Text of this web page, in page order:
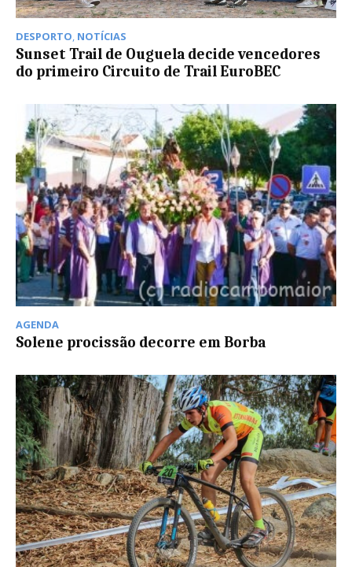
DESPORTO NOTÍCIAS
Sunset Trail de Ouguela decide vencedores
do primeiro Circuito de Trail EuroBEC
AGENDA
Solene procissão decorre em Borba